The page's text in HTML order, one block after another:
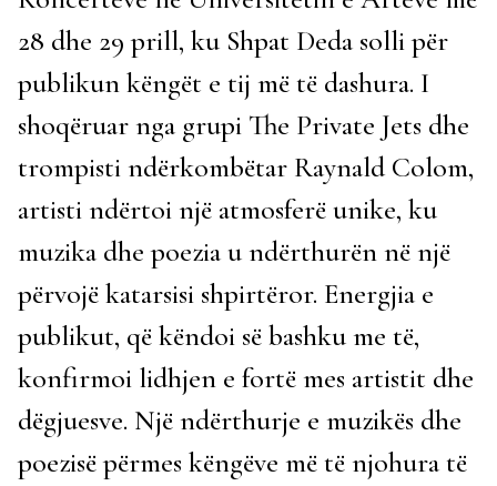
28 dhe 29 prill, ku Shpat Deda solli për
publikun këngët e tij më të dashura. I
shoqëruar nga grupi The Private Jets dhe
trompisti ndërkombëtar Raynald Colom,
artisti ndërtoi një atmosferë unike, ku
muzika dhe poezia u ndërthurën në një
përvojë katarsisi shpirtëror. Energjia e
publikut, që këndoi së bashku me të,
konfirmoi lidhjen e fortë mes artistit dhe
dëgjuesve. Një ndërthurje e muzikës dhe
poezisë përmes këngëve më të njohura të